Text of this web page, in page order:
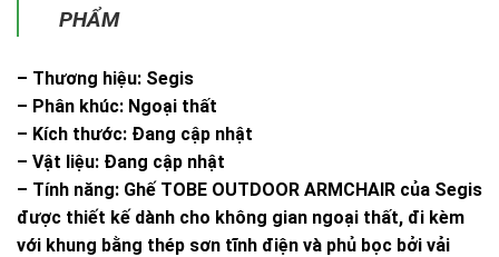
PHẨM
– Thương hiệu: Segis
– Phân khúc: Ngoại thất
– Kích thước: Đang cập nhật
– Vật liệu: Đang cập nhật
– Tính năng: Ghế TOBE OUTDOOR ARMCHAIR của Segis
được thiết kế dành cho không gian ngoại thất, đi kèm
với khung bằng thép sơn tĩnh điện và phủ bọc bởi vải